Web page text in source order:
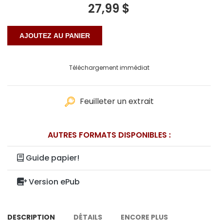
27,99 $
Téléchargement immédiat
Feuilleter un extrait
AUTRES FORMATS DISPONIBLES :
Guide papier!
Version ePub
DESCRIPTION DÉTAILS ENCORE PLUS